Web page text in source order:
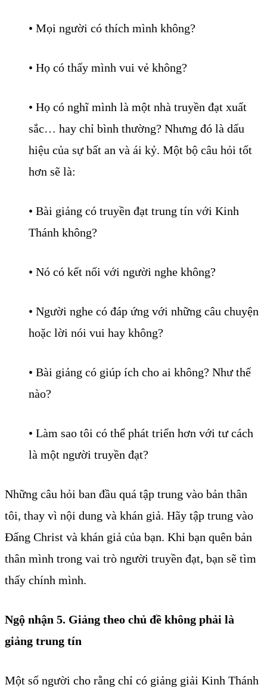
• Mọi người có thích mình không?
• Họ có thấy mình vui vẻ không?
• Họ có nghĩ mình là một nhà truyền đạt xuất
sắc… hay chỉ bình thường? Nhưng đó là dấu
hiệu của sự bất an và ái kỷ. Một bộ câu hỏi tốt
hơn sẽ là:
• Bài giảng có truyền đạt trung tín với Kinh
Thánh không?
• Nó có kết nối với người nghe không?
• Người nghe có đáp ứng với những câu chuyện
hoặc lời nói vui hay không?
• Bài giảng có giúp ích cho ai không? Như thế
nào?
• Làm sao tôi có thể phát triển hơn với tư cách
là một người truyền đạt?
Những câu hỏi ban đầu quá tập trung vào bản thân
tôi, thay vì nội dung và khán giả. Hãy tập trung vào
Đấng Christ và khán giả của bạn. Khi bạn quên bản
thân mình trong vai trò người truyền đạt, bạn sẽ tìm
thấy chính mình.
Ngộ nhận 5. Giảng theo chủ đề không phải là
giảng trung tín
Một số người cho rằng chỉ có giảng giải Kinh Thánh